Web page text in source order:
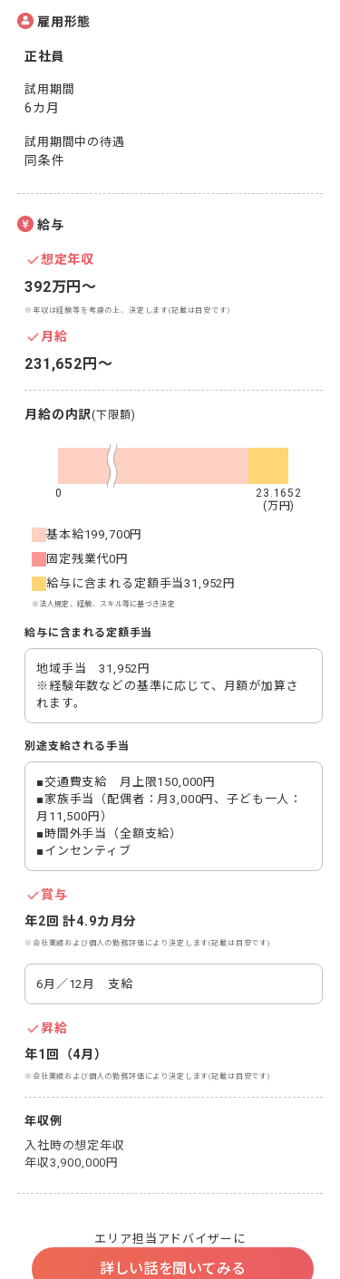
雇用形態
正社員
試用期間
6カ月
試用期間中の待遇
同条件
給与
想定年収
392万円〜
※年収は経験等を考慮の上、決定します(記載は目安です)
月給
231,652円〜
月給の内訳(下限額)
0
23.1652
(万円)
基本給199,700円
固定残業代0円
給与に含まれる定額手当31,952円
※法人規定、経験、スキル等に基づき決定
給与に含まれる定額手当
地域手当　31,952円
※経験年数などの基準に応じて、月額が加算さ
れます。
別途支給される手当
■交通費支給　月上限150,000円
■家族手当（配偶者：月3,000円、子ども一人：
月11,500円）
■時間外手当（全額支給）
■インセンティブ
賞与
年2回 計4.9カ月分
※会社業績および個人の勤務評価により決定します(記載は目安です)
6月／12月　支給
昇給
年1回（4月）
※会社業績および個人の勤務評価により決定します(記載は目安です)
年収例
入社時の想定年収
年収3,900,000円
エリア担当アドバイザーに
詳しい話を聞いてみる